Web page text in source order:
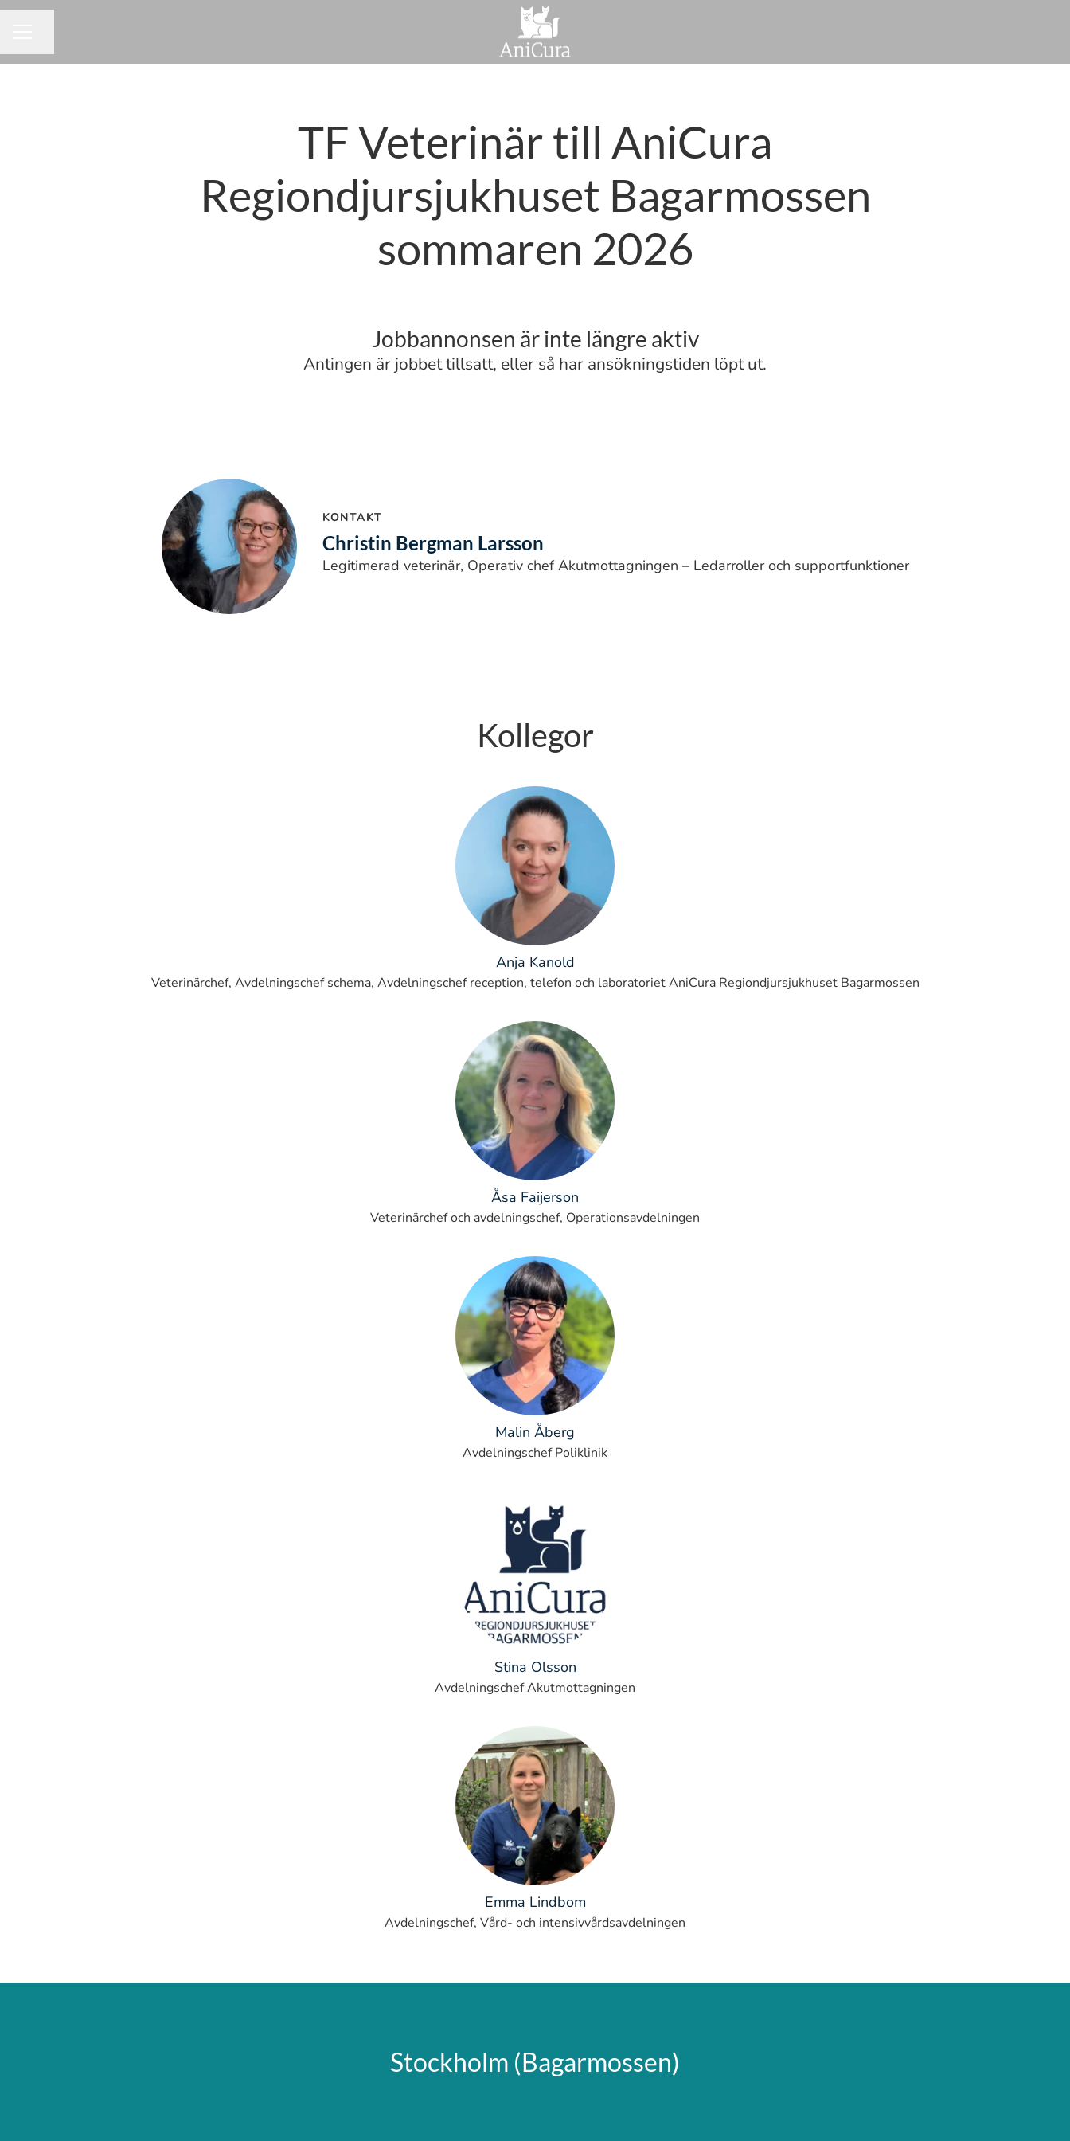
TF Veterinär till AniCura
Regiondjursjukhuset Bagarmossen
sommaren 2026
Jobbannonsen är inte längre aktiv
Antingen är jobbet tillsatt, eller så har ansökningstiden löpt ut.
KONTAKT
Christin Bergman Larsson
Legitimerad veterinär, Operativ chef Akutmottagningen – Ledarroller och supportfunktioner
Kollegor
Anja Kanold
Veterinärchef, Avdelningschef schema, Avdelningschef reception, telefon och laboratoriet AniCura Regiondjursjukhuset Bagarmossen
Åsa Faijerson
Veterinärchef och avdelningschef, Operationsavdelningen
Malin Åberg
Avdelningschef Poliklinik
Stina Olsson
Avdelningschef Akutmottagningen
Emma Lindbom
Avdelningschef, Vård- och intensivvårdsavdelningen
Stockholm (Bagarmossen)